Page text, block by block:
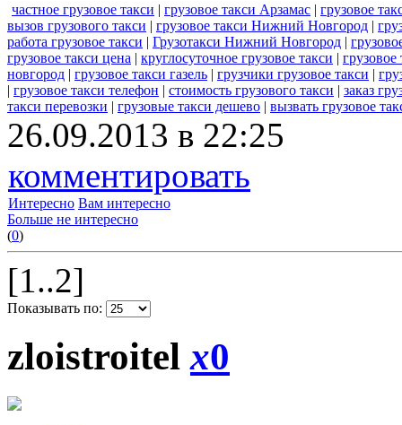
частное грузовое такси | грузовое такси Арзамас | грузовое
вызов грузового такси | грузовое такси Нижний Новгород |
работа грузовое такси | Грузотакси Нижний Новгород |
грузовое такси цена | круглосуточное грузовое такси | грузовое
новгород | грузовое такси газель | грузчики грузовое такси |
| грузовое такси телефон | стоимость грузового такси | заказ
такси перевозки | грузовые такси дешево | вызвать грузовое
26.09.2013 в 22:25
комментировать
Интересно Вам интересно
Больше не интересно
(0)
[1..2]
Показывать по:
zloistroitelx0